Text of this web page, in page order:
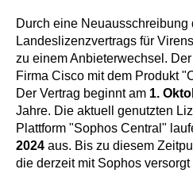
Durch eine Neuausschreibung
Landeslizenzvertrags für
zu einem Anbieterwechsel.
Firma Cisco mit dem Produkt
Der Vertrag beginnt am 1.
Jahre. Die aktuell genutzten
Plattform "Sophos Central"
2024 aus. Bis zu diesem
die derzeit mit Sophos